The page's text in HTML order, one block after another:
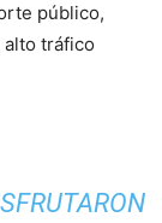
público,
alto tráfico